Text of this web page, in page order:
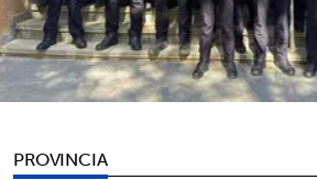
PROVINCIA